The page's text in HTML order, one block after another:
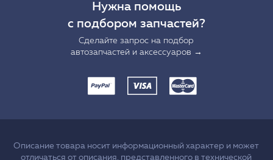
Нужна помощь
с подбором запчастей?
Сделайте запрос на подбор
автозапчастей и аксессуаров →
Описание товара носит информационный характер и может
отличаться от описания, представленного в технической